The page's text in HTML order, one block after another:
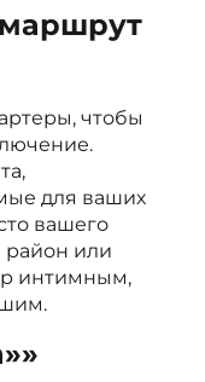
чтобы
для ваших
вашего
или
интимным,